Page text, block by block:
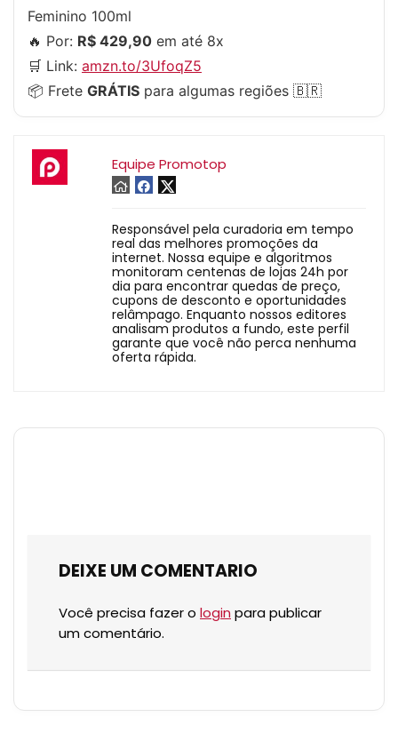
Feminino 100ml
🔥 Por: R$ 429,90 em até 8x
🛒 Link: amzn.to/3UfoqZ5
📦 Frete GRÁTIS para algumas regiões 🇧🇷
Equipe Promotop
Responsável pela curadoria em tempo
real das melhores promoções da
internet. Nossa equipe e algoritmos
monitoram centenas de lojas 24h por
dia para encontrar quedas de preço,
cupons de desconto e oportunidades
relâmpago. Enquanto nossos editores
analisam produtos a fundo, este perfil
garante que você não perca nenhuma
oferta rápida.
DEIXE UM COMENTARIO
Você precisa fazer o login para publicar
um comentário.